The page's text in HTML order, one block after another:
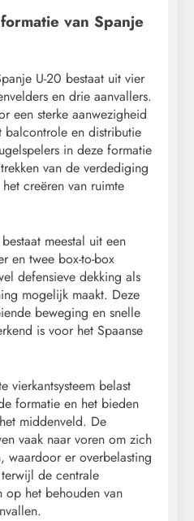
van Spanje
U-20 bestaat uit vier
en drie aanvallers.
een sterke aanwezigheid
en distributie
in deze formatie
van de verdediging
creëren van ruimte
meestal uit een
en twee box-to-box
defensieve dekking als
mogelijk maakt. Deze
beweging en snelle
is voor het Spaanse
vierkantsysteem belast
formatie en het bieden
middenveld. De
vaak naar voren om zich
waardoor er overbelasting
de centrale
op het behouden van